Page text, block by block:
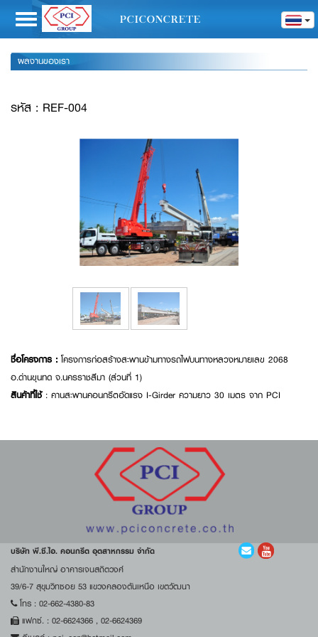
Toggle
navigation
PCICONCRETE
ผลงานของเรา
รหัส : REF-004
ชื่อโครงการ : โครงการก่อสร้างสะพานข้ามทางรถไฟบนทางหลวงหมายเลข 2068
อ.ด่านขุนทด จ.นครราชสีมา (ส่วนที่ 1)
สินค้าที่ใช้ : คานสะพานคอนกรีตอัดแรง I-Girder ความยาว 30 เมตร จาก PCI
บริษัท พี.ซี.ไอ. คอนกรีต อุตสาหกรรม จำกัด
สำนักงานใหญ่ อาคารเจนสถิตวงศ์
39/6-7 สุขุมวิทซอย 53 แขวงคลองตันเหนือ เขตวัฒนา
โทร : 02-662-4380-83
แฟกซ์. : 02-6624366 , 02-6624369